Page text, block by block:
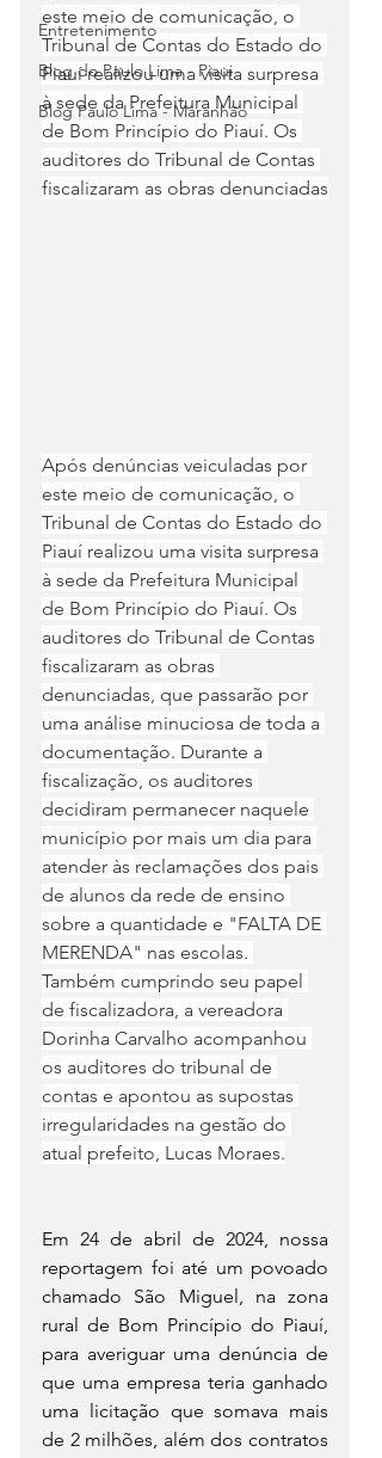
Entretenimento
Blog do Paulo Lima - Piaui
Blog Paulo Lima - Maranhão
este meio de comunicação, o
Tribunal de Contas do Estado do
Piauí realizou uma visita surpresa
à sede da Prefeitura Municipal
de Bom Princípio do Piauí. Os
auditores do Tribunal de Contas
fiscalizaram as obras denunciadas
Após denúncias veiculadas por
este meio de comunicação, o
Tribunal de Contas do Estado do
Piauí realizou uma visita surpresa
à sede da Prefeitura Municipal
de Bom Princípio do Piauí. Os
auditores do Tribunal de Contas
fiscalizaram as obras
denunciadas, que passarão por
uma análise minuciosa de toda a
documentação. Durante a
fiscalização, os auditores
decidiram permanecer naquele
município por mais um dia para
atender às reclamações dos pais
de alunos da rede de ensino
sobre a quantidade e "FALTA DE
MERENDA" nas escolas.
Também cumprindo seu papel
de fiscalizadora, a vereadora
Dorinha Carvalho acompanhou
os auditores do tribunal de
contas e apontou as supostas
irregularidades na gestão do
atual prefeito, Lucas Moraes.
Em 24 de abril de 2024, nossa
reportagem foi até um povoado
chamado São Miguel, na zona
rural de Bom Princípio do Piauí,
para averiguar uma denúncia de
que uma empresa teria ganhado
uma licitação que somava mais
de 2 milhões, além dos contratos